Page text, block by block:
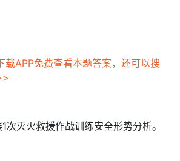
载APP免费查看本题答案，还可以搜
次灭火救援作战训练安全形势分析。